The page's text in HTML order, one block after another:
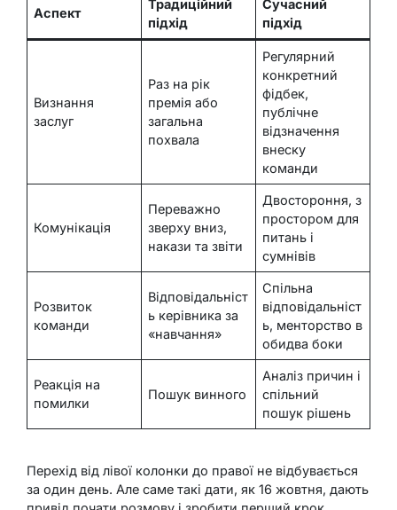
Аспект
Традиційний
підхід
Сучасний
підхід
Визнання
заслуг
Раз на рік
премія або
загальна
похвала
Регулярний
конкретний
фідбек,
публічне
відзначення
внеску
команди
Комунікація
Переважно
зверху вниз,
накази та звіти
Двостороння, з
простором для
питань і
сумнівів
Розвиток
команди
Відповідальніст
ь керівника за
«навчання»
Спільна
відповідальніст
ь, менторство в
обидва боки
Реакція на
помилки
Пошук винного
Аналіз причин і
спільний
пошук рішень
Перехід від лівої колонки до правої не відбувається
за один день. Але саме такі дати, як 16 жовтня, дають